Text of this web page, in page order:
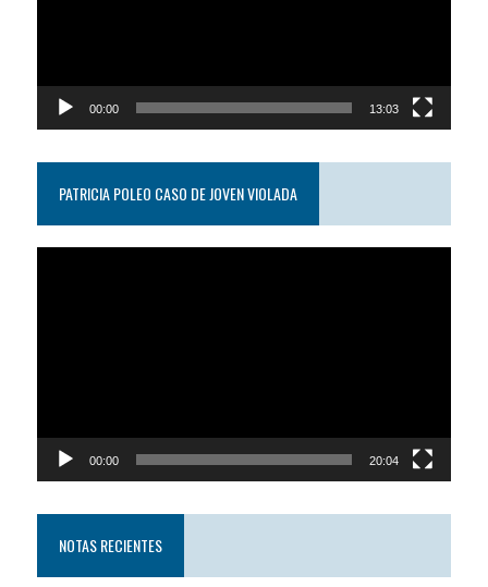
00:00 13:03
PATRICIA POLEO CASO DE JOVEN VIOLADA
00:00 20:04
NOTAS RECIENTES